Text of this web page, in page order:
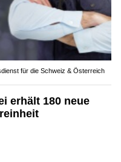
für die Schweiz & Österreich
erhält 180 neue